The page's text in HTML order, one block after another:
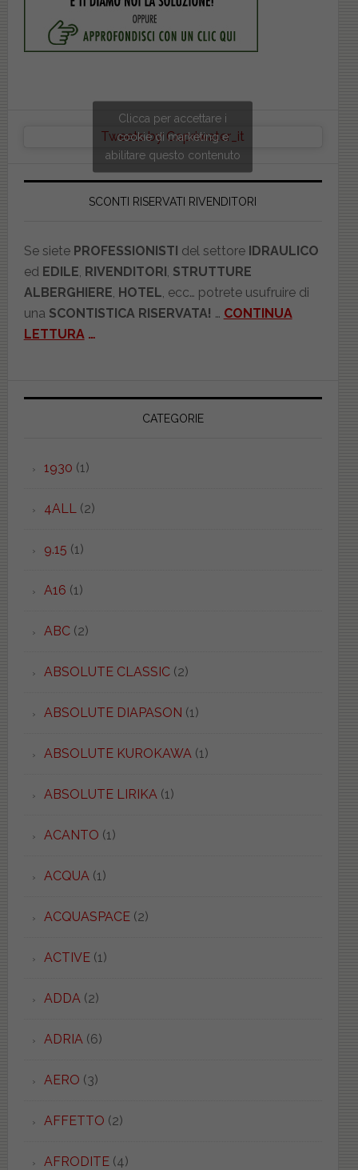
Tweets by Copriwater_it
Clicca per accettare i
cookie di marketing e
abilitare questo contenuto
SCONTI RISERVATI RIVENDITORI
Se siete PROFESSIONISTI del settore IDRAULICO
ed EDILE RIVENDITORI STRUTTURE
ALBERGHIERE HOTEL , ecc… potrete usufruire di
una SCONTISTICA RISERVATA! … CONTINUA
LETTURA …
CATEGORIE
1930 (1)
4ALL (2)
9.15 (1)
A16 (1)
ABC(2)
ABSOLUTE CLASSIC(2)
ABSOLUTE DIAPASON (1)
ABSOLUTE KUROKAWA (1)
ABSOLUTE LIRIKA (1)
ACANTO (1)
ACQUA (1)
ACQUASPACE(2)
ACTIVE(1)
ADDA (2)
ADRIA (6)
AERO (3)
AFFETTO (2)
AFRODITE(4)